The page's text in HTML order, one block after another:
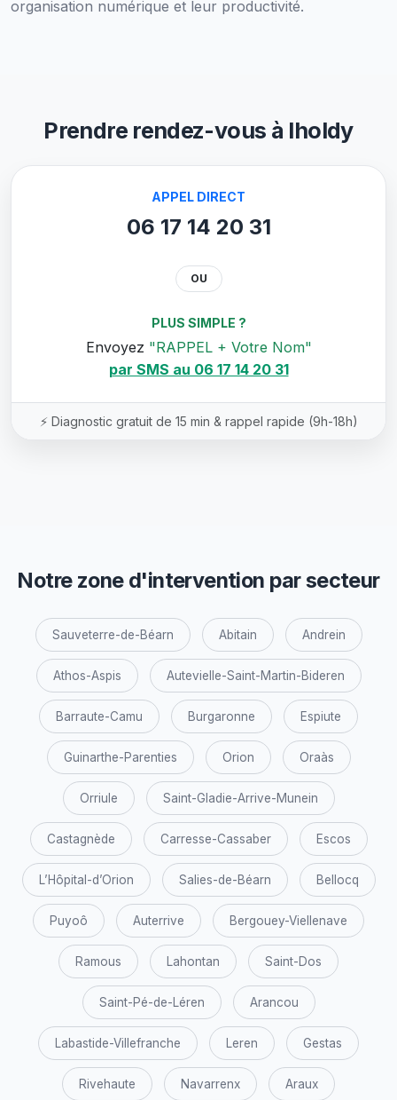
organisation numérique et leur productivité.
Prendre rendez-vous à Iholdy
APPEL DIRECT
06 17 14 20 31
OU
PLUS SIMPLE ?
Envoyez "RAPPEL + Votre Nom"
par SMS au 06 17 14 20 31
⚡ Diagnostic gratuit de 15 min & rappel rapide (9h-18h)
Notre zone d'intervention par secteur
Sauveterre-de-Béarn Abitain Andrein
Athos-Aspis Autevielle-Saint-Martin-Bideren
Barraute-Camu Burgaronne Espiute
Guinarthe-Parenties Orion Oraàs
Orriule Saint-Gladie-Arrive-Munein
Castagnède Carresse-Cassaber Escos
L’Hôpital-d’Orion Salies-de-Béarn Bellocq
Puyoô Auterrive Bergouey-Viellenave
Ramous Lahontan Saint-Dos
Saint-Pé-de-Léren Arancou
Labastide-Villefranche Leren Gestas
Rivehaute Navarrenx Araux